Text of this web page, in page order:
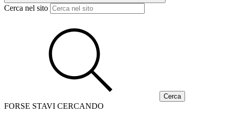
Cerca nel sito
FORSE STAVI CERCANDO